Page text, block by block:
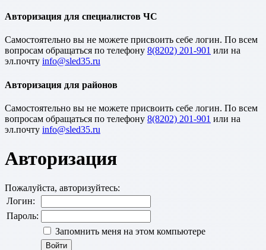
Авторизация для специалистов ЧС
Cамостоятельно вы не можете присвоить себе логин. По всем
вопросам обращаться по телефону 8(8202) 201-901 или на
эл.почту
Авторизация для районов
Cамостоятельно вы не можете присвоить себе логин. По всем
вопросам обращаться по телефону 8(8202) 201-901 или на
эл.почту
Авторизация
Пожалуйста, авторизуйтесь:
Логин:
Пароль:
Запомнить меня на этом компьютере